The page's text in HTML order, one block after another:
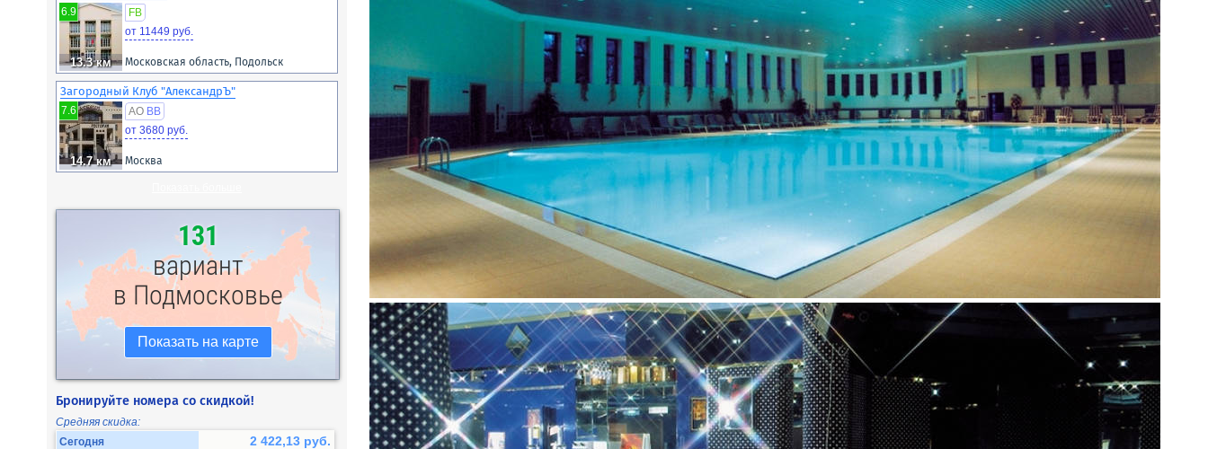
13.3 км
6.9
FB
от 11449 руб.
Московская область, Подольск
Загородный Клуб "АлександрЪ"
14.7 км
7.6 AO BB
от 3680 руб.
Москва
131
вариант
в Подмосковье
Показать на карте
Бронируйте номера со скидкой!
Средняя скидка:
Сегодня
2 422,13 руб.